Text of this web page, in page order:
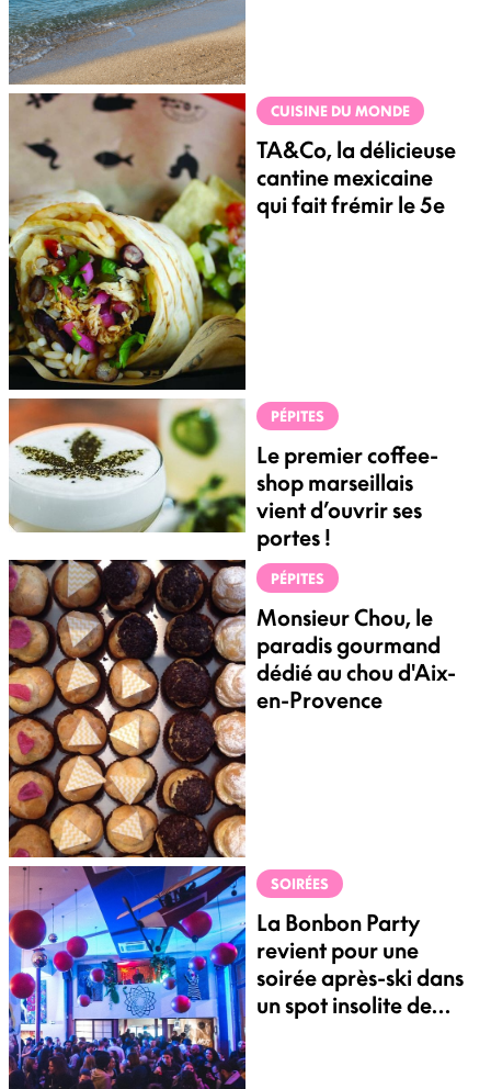
CUISINE DU MONDE
TA&Co, la délicieuse
cantine mexicaine
qui fait frémir le 5e
PÉPITES
Le premier coffee-
shop marseillais
vient d’ouvrir ses
portes !
PÉPITES
Monsieur Chou, le
paradis gourmand
dédié au chou d'Aix-
en-Provence
SOIRÉES
La Bonbon Party
revient pour une
soirée après-ski dans
un spot insolite de